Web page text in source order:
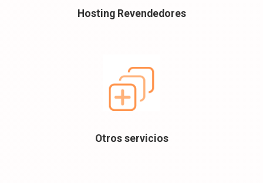
Hosting Revendedores
Otros servicios